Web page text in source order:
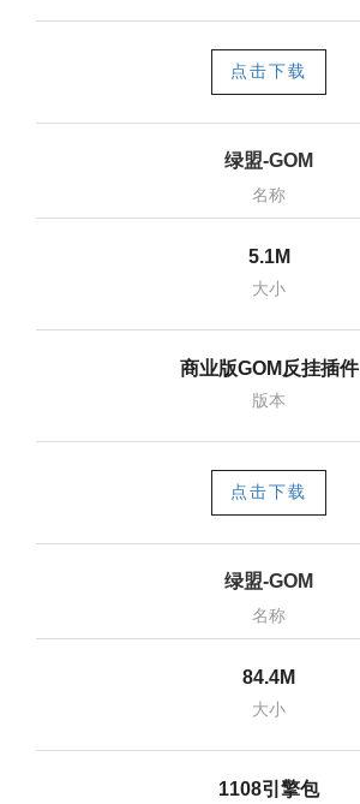
点击下载
绿盟-GOM
名称
5.1M
大小
商业版GOM反挂插件
版本
点击下载
绿盟-GOM
名称
84.4M
大小
1108引擎包